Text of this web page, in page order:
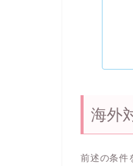
海外
前述の条件